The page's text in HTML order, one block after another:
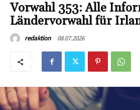
Vorwahl 353: Alle
Ländervorwahl für
redaktion 08.07.2026